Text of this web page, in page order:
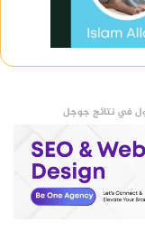
في نتائج جوجل